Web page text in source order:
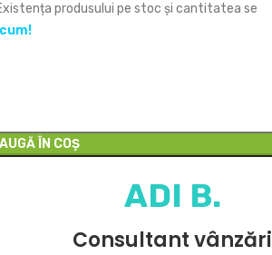
produsului pe stoc și cantitatea se
ÎN COȘ
ADI B.
Consultant vânzări